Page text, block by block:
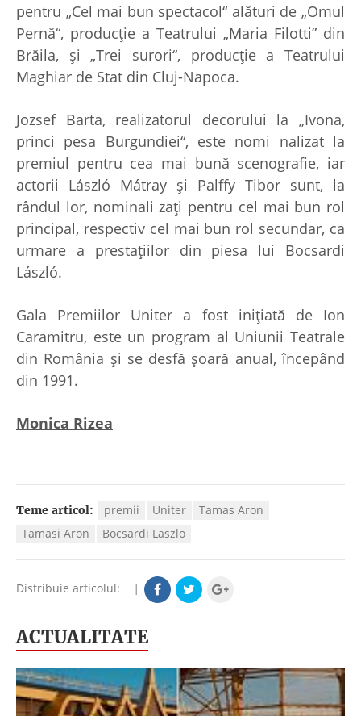
pentru „Cel mai bun spectacol“ alături de „Omul
Pernă“, producţie a Teatrului „Maria Filotti” din
Brăila, şi „Trei surori“, producţie a Teatrului
Maghiar de Stat din Cluj-Napoca.
Jozsef Barta, realizatorul decorului la „Ivona,
princi pesa Burgundiei“, este nomi nalizat la
premiul pentru cea mai bună scenografie, iar
actorii László Mátray şi Palffy Tibor sunt, la
rândul lor, nominali zaţi pentru cel mai bun rol
principal, respectiv cel mai bun rol secundar, ca
urmare a prestaţiilor din piesa lui Bocsardi
László.
Gala Premiilor Uniter a fost iniţiată de Ion
Caramitru, este un program al Uniunii Teatrale
din România şi se desfă şoară anual, începând
din 1991.
Monica Rizea
Teme articol: premii Uniter
Tamas Aron
Tamasi Aron
Bocsardi Laszlo
Distribuie articolul: |
ACTUALITATE